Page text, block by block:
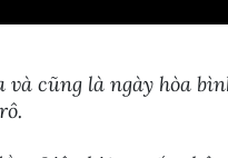
cũng là ngày hòa